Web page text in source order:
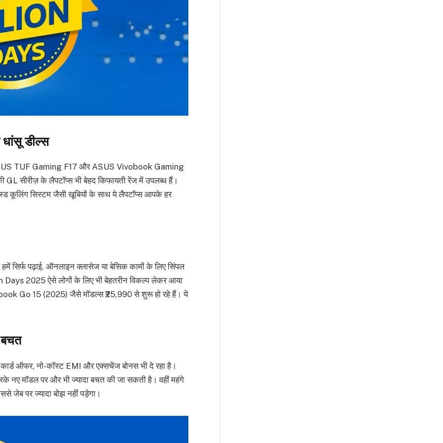
डील्स
TUF Gaming F17 और ASUS Vivobook Gaming
सीरीज़ के लैपटॉप्स भी बेहद किफायती रेंज में उपलब्ध हैं।
कूलिंग सिस्टम जैसी खूबियों के साथ ये लैपटॉप्स आपके हर
सिर्फ पढ़ाई, ऑनलाइन क्लासेज या बेसिक कामों के लिए सिंपल
2025 ऐसे लोगों के लिए भी बेहतरीन विकल्प लेकर आया
Go 15 (2025) जैसे मॉडल्स ₹25,990 से शुरू हो रहे हैं। ये
ऑफर, नो-कॉस्ट EMI और एक्सचेंज बोनस भी दे रहा है।
मॉडल पर और भी ज्यादा बचत की जा सकती है। वहीं महंगे
जेब पर ज्यादा बोझ नहीं पड़ेगा।